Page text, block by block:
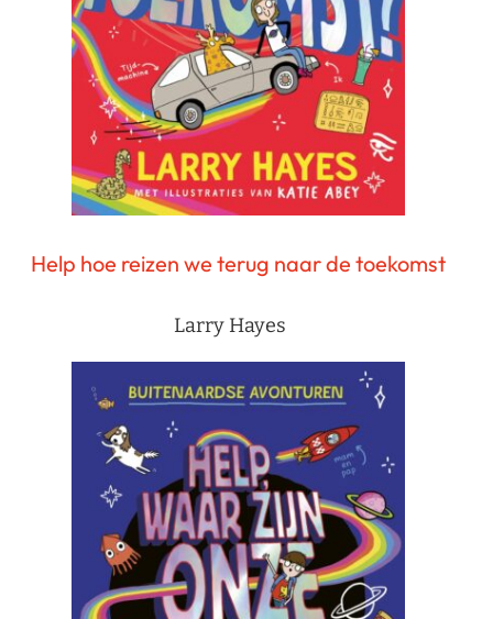
Help hoe reizen we terug naar de toekomst
Larry Hayes